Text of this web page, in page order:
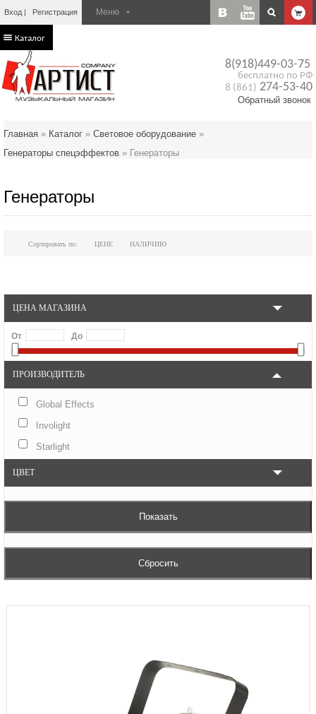
Вход Регистрация
8(918)449-03-75
бесплатно по РФ
8 (861) 274-53-40
Обратный звонок
Каталог
Главная » Каталог » Световое оборудование »
Генераторы спецэффектов » Генераторы
Генераторы
Сортировать по: ЦЕНЕ НАЛИЧИЮ
ЦЕНА МАГАЗИНА
От До
ПРОИЗВОДИТЕЛЬ
Global Effects
Involight
Starlight
ЦВЕТ